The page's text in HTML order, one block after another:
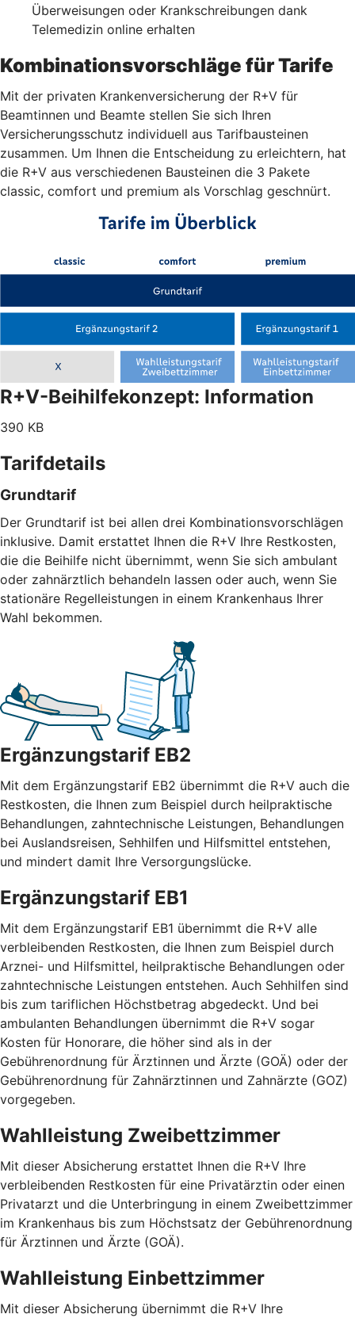
Überweisungen oder Krankschreibungen dank
Telemedizin online erhalten
Kombinationsvorschläge für Tarife
Mit der privaten Krankenversicherung der R+V für
Beamtinnen und Beamte stellen Sie sich Ihren
Versicherungsschutz individuell aus Tarifbausteinen
zusammen. Um Ihnen die Entscheidung zu erleichtern, hat
die R+V aus verschiedenen Bausteinen die 3 Pakete
classic, comfort und premium als Vorschlag geschnürt.
R+V-Beihilfekonzept: Information
390 KB
Tarifdetails
Grundtarif
Der Grundtarif ist bei allen drei Kombinationsvorschlägen
inklusive. Damit erstattet Ihnen die R+V Ihre Restkosten,
die die Beihilfe nicht übernimmt, wenn Sie sich ambulant
oder zahnärztlich behandeln lassen oder auch, wenn Sie
stationäre Regelleistungen in einem Krankenhaus Ihrer
Wahl bekommen.
Ergänzungstarif EB2
Mit dem Ergänzungstarif EB2 übernimmt die R+V auch die
Restkosten, die Ihnen zum Beispiel durch heilpraktische
Behandlungen, zahntechnische Leistungen, Behandlungen
bei Auslandsreisen, Sehhilfen und Hilfsmittel entstehen,
und mindert damit Ihre Versorgungslücke.
Ergänzungstarif EB1
Mit dem Ergänzungstarif EB1 übernimmt die R+V alle
verbleibenden Restkosten, die Ihnen zum Beispiel durch
Arznei- und Hilfsmittel, heilpraktische Behandlungen oder
zahntechnische Leistungen entstehen. Auch Sehhilfen sind
bis zum tariflichen Höchstbetrag abgedeckt. Und bei
ambulanten Behandlungen übernimmt die R+V sogar
Kosten für Honorare, die höher sind als in der
Gebührenordnung für Ärztinnen und Ärzte (GOÄ) oder der
Gebührenordnung für Zahnärztinnen und Zahnärzte (GOZ)
vorgegeben.
Wahlleistung Zweibettzimmer
Mit dieser Absicherung erstattet Ihnen die R+V Ihre
verbleibenden Restkosten für eine Privatärztin oder einen
Privatarzt und die Unterbringung in einem Zweibettzimmer
im Krankenhaus bis zum Höchstsatz der Gebührenordnung
für Ärztinnen und Ärzte (GOÄ).
Wahlleistung Einbettzimmer
Mit dieser Absicherung übernimmt die R+V Ihre